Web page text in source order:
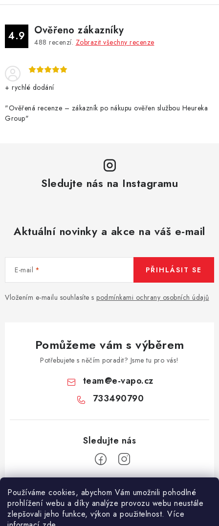
Používáme cookies, abychom Vám umožnili pohodlné
prohlížení webu a díky analýze provozu webu neustále
zlepšovali jeho funkce, výkon a použitelnost. Více
á
d
a
c
p
r
k
y
4.9 Ověřeno zákazníky
488 recenzí. Zobrazit všechny recenze
+ rychlé dodání
"Ověřená recenze – zákazník po nákupu ověřen službou Heureka
Group"
Sledujte nás na Instagramu
Aktuální novinky a akce na váš e-mail
E-mail
Vložením e-mailu souhlasíte s podmínkami ochrany osobních údajů
PŘIHLÁSIT SE
Pomůžeme vám s výběrem
Potřebujete s něčím poradit? Jsme tu pro vás!
team@e-vapo.cz
733490790
Z
Facebook